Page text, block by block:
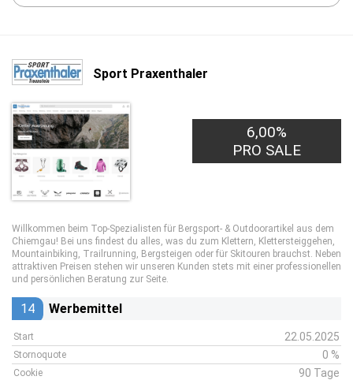
Sport Praxenthaler
6,00%
PRO SALE
Willkommen beim Top-Spezialisten für Bergsport- & Outdoorartikel aus dem
Chiemgau! Bei uns findest du alles, was du zum Klettern, Klettersteiggehen,
Mountainbiking, Trailrunning, Bergsteigen oder für Skitouren brauchst. Neben
attraktiven Preisen stehen wir unseren Kunden stets mit einer professionellen
und persönlichen Beratung zur Seite.
14 Werbemittel
Start 22.05.2025
Stornoquote 0 %
Cookie 90 Tage